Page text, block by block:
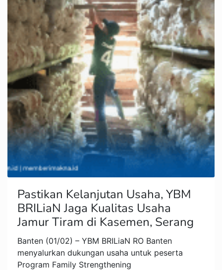
Pastikan Kelanjutan Usaha, YBM
BRILiaN Jaga Kualitas Usaha
Jamur Tiram di Kasemen, Serang
Banten (01/02) – YBM BRILiaN RO Banten
menyalurkan dukungan usaha untuk peserta
Program Family Strengthening